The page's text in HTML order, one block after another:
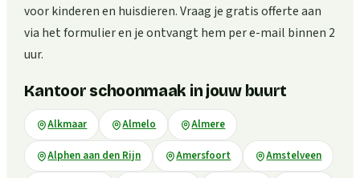
voor kinderen en huisdieren. Vraag je gratis offerte aan
via het formulier en je ontvangt hem per e-mail binnen 2
uur.
Kantoor schoonmaak in jouw buurt
Alkmaar Almelo Almere
Alphen aan den Rijn Amersfoort Amstelveen